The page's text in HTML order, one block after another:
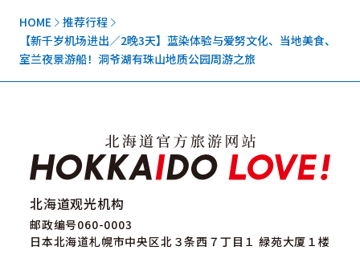
HOME
推荐行程
【新千岁机场进出／2晚3天】蓝染体验与爱努文化、当地美食、
室兰夜景游船！洞爷湖有珠山地质公园周游之旅
北海道观光机构
邮政编号060-0003
日本北海道札幌市中央区北３条西７丁目１ 緑苑大厦１楼